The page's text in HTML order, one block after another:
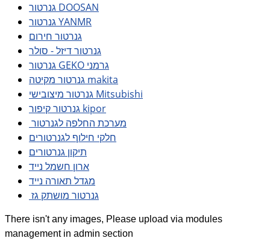
גנרטור DOOSAN
גנרטור YANMR
גנרטור חירום
גנרטור דיזל - סולר
גנרטור GEKO גרמני
גנרטור מקיטה makita
גנרטור מיצובישי Mitsubishi
גנרטור קיפור kipor
מערכת החלפה לגנרטור
חלקי חילוף לגנרטורים
תיקון גנרטורים
ארון חשמל נייד
מגדל תאורה נייד
גנרטור מושתק גז
There isn't any images, Please upload via modules
management in admin section